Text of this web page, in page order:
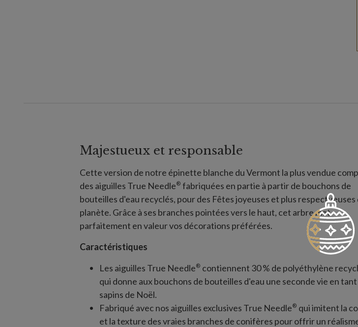
Majestueux et responsable
Cette version de notre épinette blanche du Vermont la plus vendue
des aiguilles True Needle® fabriquées en partie à partir de bouchons de
bouteilles d'eau recyclés, pour des Fêtes joyeuses et plus respectueuses
planète. Grâce à ses branches pointées vers le haut, cet arbre met
parfaitement en valeur vos décorations préférées.
Caractéristiques
Les aiguilles True Needle® contiennent 30 % de polyéthylène
qui donne aux bouchons de bouteilles d'eau une seconde vie en
sapins de Noël.
Fabriqué avec nos aiguilles exclusives True Needle® qui imitent la
et la texture des vraies branches de conifères pour offrir un